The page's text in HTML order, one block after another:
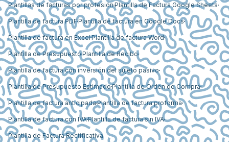
Plantillas de facturas por profesiónPlantilla de Factura Google Sheets
Plantilla de factura PDF Plantilla de factura en Google Docs
Plantilla de factura en ExcelPlantilla de factura Word
Plantilla de Presupuesto Plantilla de Recibo
Plantilla de factura con inversión del sujeto pasivo
Plantilla de Presupuesto EstimadoPlantilla de Orden de Compra
Plantilla de factura anticipadaPlantilla de factura proforma
Plantilla de factura con IVAPlantilla de factura sin IVA
Plantilla de Factura Rectificativa